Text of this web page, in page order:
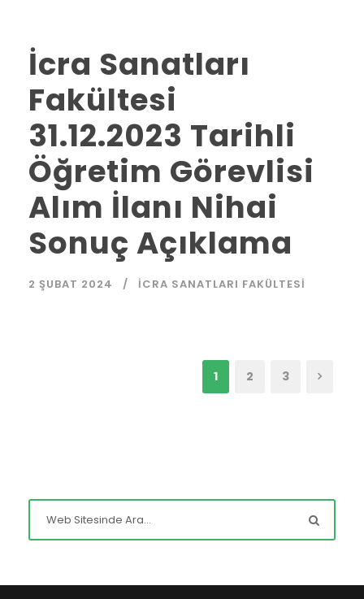
İcra Sanatları
Fakültesi
31.12.2023 Tarihli
Öğretim Görevlisi
Alım İlanı Nihai
Sonuç Açıklama
2 ŞUBAT 2024 İCRA SANATLARI FAKÜLTESI
1 2 3